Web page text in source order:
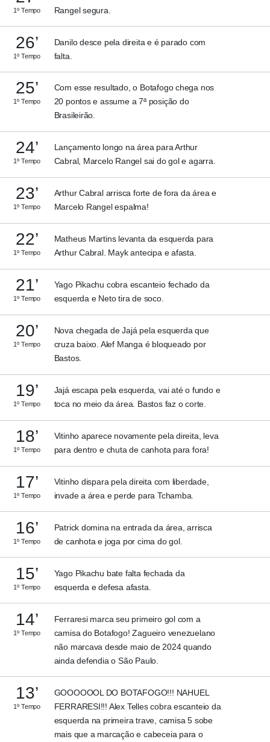
1º Tempo
Rangel segura.
26’
1º Tempo
Danilo desce pela direita e é parado com
falta.
25’
1º Tempo
Com esse resultado, o Botafogo chega nos
20 pontos e assume a 7ª posição do
Brasileirão.
24’
1º Tempo
Lançamento longo na área para Arthur
Cabral, Marcelo Rangel sai do gol e agarra.
23’
1º Tempo
Arthur Cabral arrisca forte de fora da área e
Marcelo Rangel espalma!
22’
1º Tempo
Matheus Martins levanta da esquerda para
Arthur Cabral. Mayk antecipa e afasta.
21’
1º Tempo
Yago Pikachu cobra escanteio fechado da
esquerda e Neto tira de soco.
20’
1º Tempo
Nova chegada de Jajá pela esquerda que
cruza baixo. Alef Manga é bloqueado por
Bastos.
19’
1º Tempo
Jajá escapa pela esquerda, vai até o fundo e
toca no meio da área. Bastos faz o corte.
18’
1º Tempo
Vitinho aparece novamente pela direita, leva
para dentro e chuta de canhota para fora!
17’
1º Tempo
Vitinho dispara pela direita com liberdade,
invade a área e perde para Tchamba.
16’
1º Tempo
Patrick domina na entrada da área, arrisca
de canhota e joga por cima do gol.
15’
1º Tempo
Yago Pikachu bate falta fechada da
esquerda e defesa afasta.
14’
1º Tempo
Ferraresi marca seu primeiro gol com a
camisa do Botafogo! Zagueiro venezuelano
não marcava desde maio de 2024 quando
ainda defendia o São Paulo.
13’
1º Tempo
GOOOOOOL DO BOTAFOGO!!! NAHUEL
FERRARESI!!! Alex Telles cobra escanteio da
esquerda na primeira trave, camisa 5 sobe
mais que a marcação e cabeceia para o